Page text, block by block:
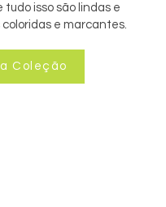
tudo isso são lindas e
coloridas e marcantes.
Coleção